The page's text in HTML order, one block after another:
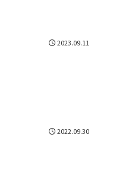
2023.09.11
2022.09.30